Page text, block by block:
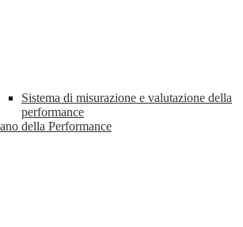
Sistema di misurazione e valutazione della
performance
della Performance